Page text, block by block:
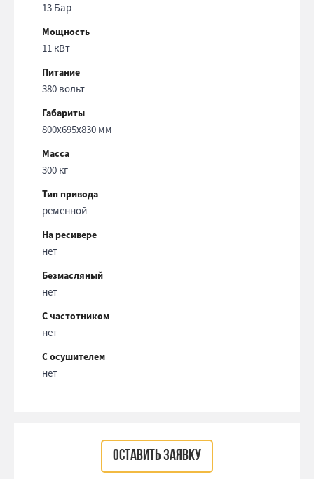
13 Бар
Мощность
11 кВт
Питание
380 вольт
Габариты
800x695x830 мм
Масса
300 кг
Тип привода
ременной
На ресивере
нет
Безмасляный
нет
С частотником
нет
С осушителем
нет
ОСТАВИТЬ ЗАЯВКУ